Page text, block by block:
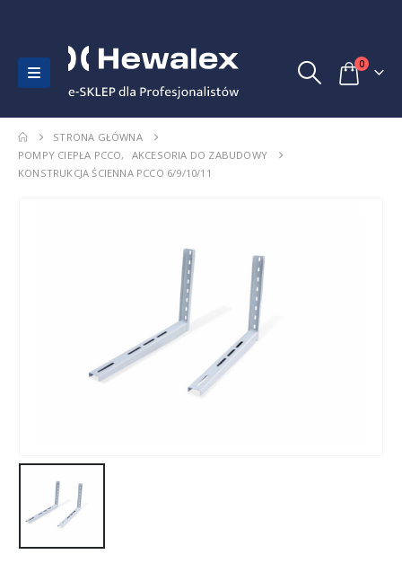
0
STRONA GŁÓWNA
POMPY CIEPŁA PCCO,
AKCESORIA DO ZABUDOWY
KONSTRUKCJA ŚCIENNA PCCO 6/9/10/11